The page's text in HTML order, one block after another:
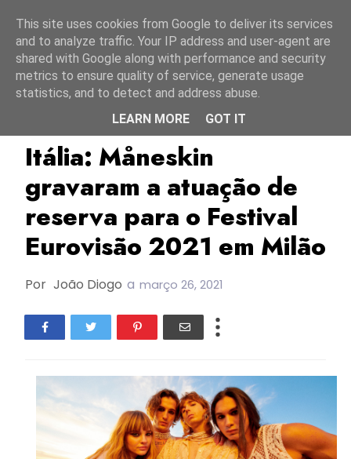
Itália Maneskin
Itália: Måneskin
gravaram a atuação de
reserva para o Festival
Eurovisão 2021 em Milão
Por João Diogo a março 26, 2021
This site uses cookies from Google to deliver its services
and to analyze traffic. Your IP address and user-agent are
shared with Google along with performance and security
metrics to ensure quality of service, generate usage
statistics, and to detect and address abuse.
LEARN MORE
GOT IT